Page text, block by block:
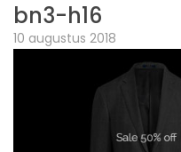
bn3-h16
10 augustus 2018